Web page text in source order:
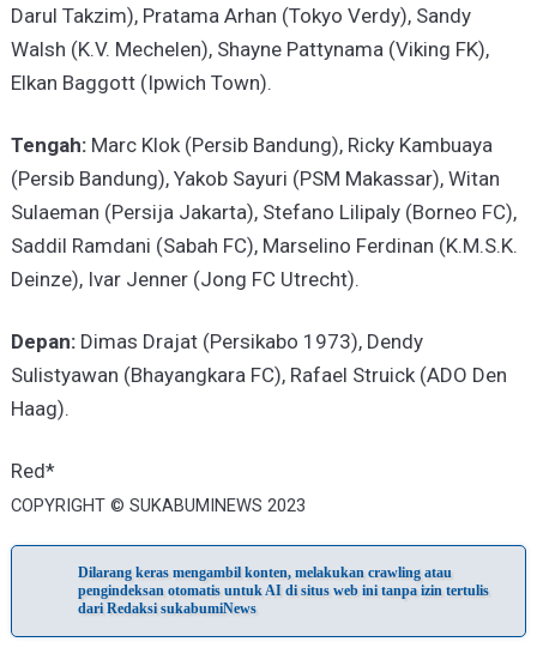
Darul Takzim), Pratama Arhan (Tokyo Verdy), Sandy
Walsh (K.V. Mechelen), Shayne Pattynama (Viking FK),
Elkan Baggott (Ipwich Town).
Tengah:Marc Klok (Persib Bandung), Ricky Kambuaya
(Persib Bandung), Yakob Sayuri (PSM Makassar), Witan
Sulaeman (Persija Jakarta), Stefano Lilipaly (Borneo FC),
Saddil Ramdani (Sabah FC), Marselino Ferdinan (K.M.S.K.
Deinze), Ivar Jenner (Jong FC Utrecht).
Depan:Dimas Drajat (Persikabo 1973), Dendy
Sulistyawan (Bhayangkara FC), Rafael Struick (ADO Den
Haag).
Red*
COPYRIGHT © SUKABUMINEWS 2023
Dilarang keras mengambil konten, melakukan crawling atau
pengindeksan otomatis untuk AI di situs web ini tanpa izin tertulis
dari Redaksi sukabumiNews